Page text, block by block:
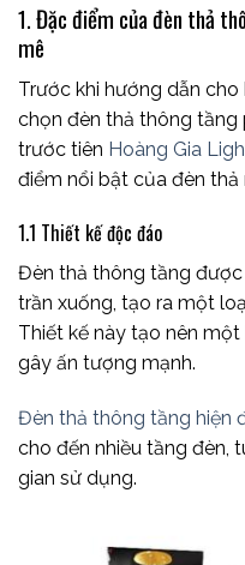
1. Đặc điểm của đèn thả
mê
Trước khi hướng dẫn
chọn đèn thả thông tầng
trước tiên Hoàng Gia
điểm nổi bật của đèn thả
1.1 Thiết kế độc đáo
Đèn thả thông tầng
trần xuống, tạo ra một
Thiết kế này tạo nên
gây ấn tượng mạnh.
Đèn thả thông tầng hiện
cho đến nhiều tầng đèn,
gian sử dụng.